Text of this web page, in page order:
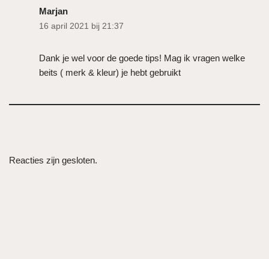
Marjan
16 april 2021 bij 21:37
Dank je wel voor de goede tips! Mag ik vragen welke
beits ( merk & kleur) je hebt gebruikt
Reacties zijn gesloten.